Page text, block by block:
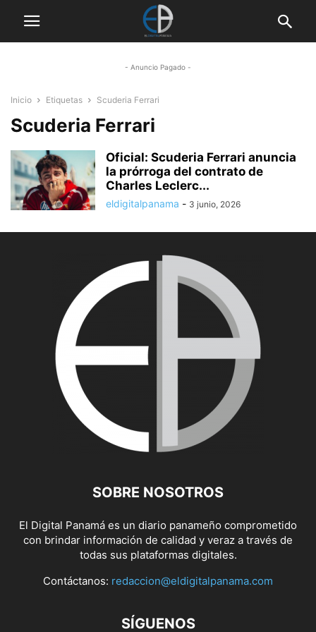
- Anuncio Pagado -
Inicio Etiquetas Scuderia Ferrari
Scuderia Ferrari
Oficial: Scuderia Ferrari anuncia
la prórroga del contrato de
Charles Leclerc...
eldigitalpanama - 3 junio, 2026
SOBRE NOSOTROS
El Digital Panamá es un diario panameño comprometido
con brindar información de calidad y veraz a través de
todas sus plataformas digitales.
Contáctanos: redaccion@eldigitalpanama.com
SÍGUENOS